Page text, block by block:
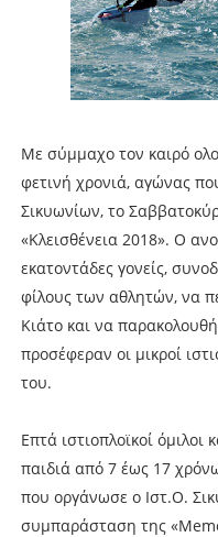
Με σύμμαχο τον καιρό
φετινή χρονιά, αγώνας
Σικυωνίων, το
«Κλεισθένεια 2018». Ο
εκατοντάδες γονείς,
φίλους των αθλητών, να
Κιάτο και να
προσέφεραν οι μικροί
του.
Επτά ιστιοπλοϊκοί
παιδιά από 7 έως 17
που οργάνωσε ο Ιστ.Ο.
συμπαράσταση της